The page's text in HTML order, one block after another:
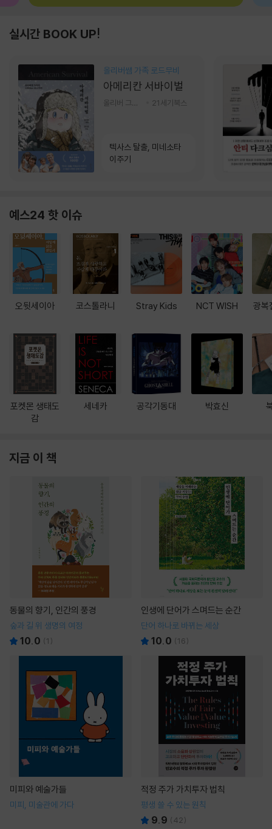
실시간 BOOK UP!
올리버쌤 가족 로드무비
아메리칸 서바이벌
21세기북스
텍사스 탈출, 미네소타
이주기
예스24 핫 이슈
오뒷세이아
포켓몬 생태도
감
코스톨라니
세네카
Stray Kids
공각기동대
NCT WISH
박효신
광복
지금 이 책
동물의 향기, 인간의 풍경
숲과 길 위 생명의 여정
10.0 (1 )
인생에 단어가 스며드는 순간
단어 하나로 바뀌는 세상
10.0 (16)
미피와 예술가들
미피, 미술관에 가다
적정 주가 가치투자 법칙
평생 쓸 수 있는 원칙
9.9 (42)